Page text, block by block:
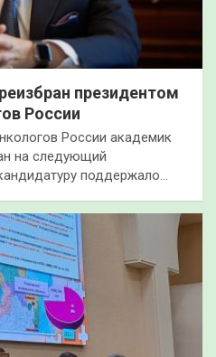
президентом
России
России академик
на следующий
поддержало…